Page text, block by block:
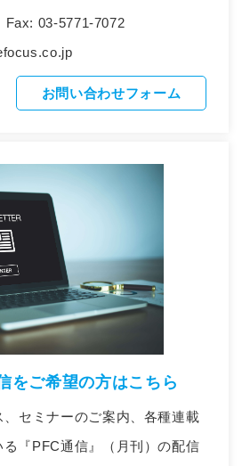
Fax: 03-5771-7072
お問い合わせフォーム
をご希望の方はこちら
セミナーのご案内、各種連載
『PFC通信』（月刊）の配信